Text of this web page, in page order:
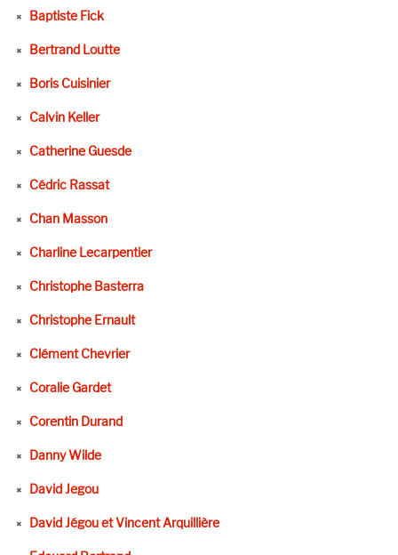
Baptiste Fick
Bertrand Loutte
Boris Cuisinier
Calvin Keller
Catherine Guesde
Cédric Rassat
Chan Masson
Charline Lecarpentier
Christophe Basterra
Christophe Ernault
Clément Chevrier
Coralie Gardet
Corentin Durand
Danny Wilde
David Jegou
David Jégou et Vincent Arquillière